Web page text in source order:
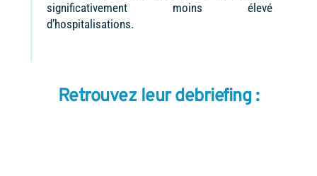
significativement moins élevé
d’hospitalisations.
Retrouvez leur debriefing :